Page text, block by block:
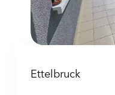
Ettelbruck